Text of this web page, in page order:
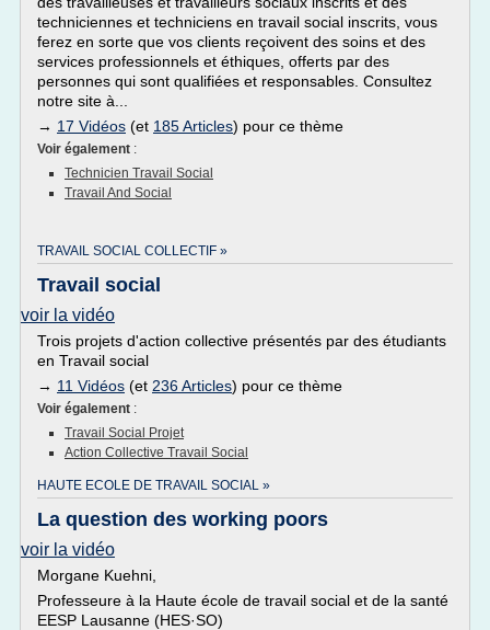
techniciennes et techniciens en travail social inscrits, vous
ferez en sorte que vos clients reçoivent des soins et des
services professionnels et éthiques, offerts par des
personnes qui sont qualifiées et responsables. Consultez
notre site à...
→ 17 Vidéos (et 185 Articles) pour ce thème
Voir également :
Technicien Travail Social
Travail And Social
TRAVAIL SOCIAL COLLECTIF »
Travail social
voir la vidéo
Trois projets d'action collective présentés par des étudiants
en Travail social
→ 11 Vidéos (et 236 Articles) pour ce thème
Voir également :
Travail Social Projet
Action Collective Travail Social
HAUTE ECOLE DE TRAVAIL SOCIAL »
La question des working poors
voir la vidéo
Morgane Kuehni,
Professeure à la Haute école de travail social et de la santé
EESP Lausanne (HES·SO)